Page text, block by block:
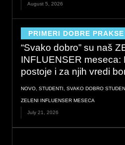
August 5, 2026
PRIMERI DOBRE PRAKSE
“Svako dobro” su naš
INFLUENSER meseca:
postoje i za njih vredi
NOVO, STUDENTI , SVAKO DOBRO
ZELENI INFLUENSER MESECA
July 21, 2026